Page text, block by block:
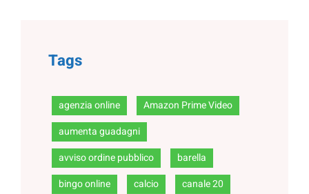
Tags
agenzia online
Amazon Prime Video
aumenta guadagni
avviso ordine pubblico
barella
bingo online
calcio
canale 20